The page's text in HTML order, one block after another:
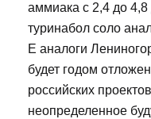
аммиака с 2,4 до 4,8
туринабол соло
Е аналоги
будет годом
российских
неопределенное